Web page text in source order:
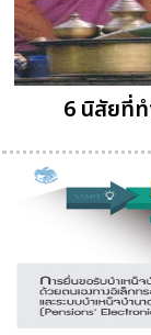
6 นิสัยที่